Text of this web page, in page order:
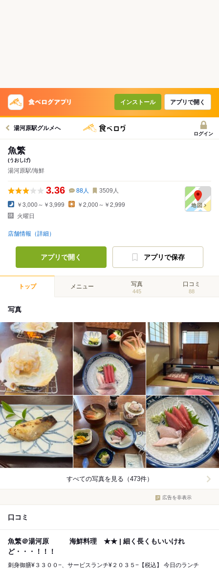
インストール アプリで開く
湯河原駅グルメへ
ログイン
魚繁
(うおしげ)
湯河原駅/海鮮
3.36 88人 3509 人
￥3,000～￥3,999
￥2,000～￥2,999
火曜日
店舗情報（詳細）
アプリで開く アプリで保存
トップ メニュー 写真
445
口コミ
88
写真
すべての写真を見る（473件）
広告を非表示
口コミ
魚繁＠湯河原 海鮮料理 ★★ | 細く長くもいいけれ
ど・・・！！！
刺身御膳¥３３００−、サービスランチ¥２０３５−【税込】 今日のランチ